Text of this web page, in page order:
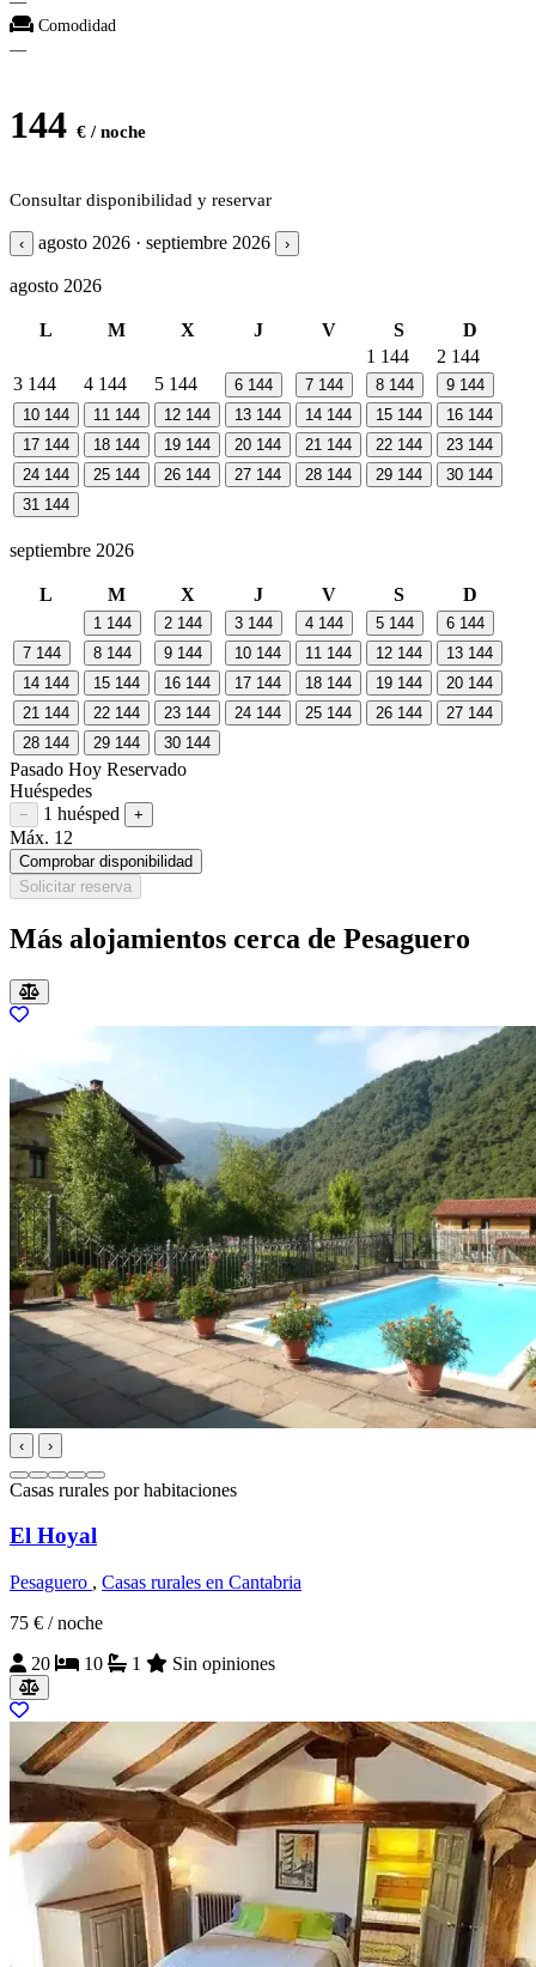
Comodidad
—
144 € / noche
Consultar disponibilidad y reservar
‹ agosto 2026 · septiembre 2026 ›
agosto 2026
L M X J V S
D
1 144 2 144
3 144 4 144 5 144 6 144 7 144 8 144 9 144
10 144 11 144 12 144 13 144 14 144 15 144 16 144
17 144 18 144 19 144 20 144 21 144 22 144 23 144
24 144 25 144 26 144 27 144 28 144 29 144 30 144
31 144
septiembre 2026
L M X J V S D
1 144 2 144 3 144 4 144 5 144 6 144
7 144 8 144 9 144 10 144 11 144 12 144 13 144
14 144 15 144 16 144 17 144 18 144 19 144 20 144
21 144 22 144 23 144 24 144 25 144 26 144 27 144
28 144 29 144 30 144
Pasado Hoy Reservado
Huéspedes
Restar huésped
− 1 huésped Sumar huésped
+
Máx. 12
Comprobar disponibilidad
Solicitar reserva
Más alojamientos cerca de Pesaguero
‹ ›
Casas rurales por habitaciones
El Hoyal
Pesaguero , Casas rurales en Cantabria
75 € / noche
20
10 1 Sin opiniones